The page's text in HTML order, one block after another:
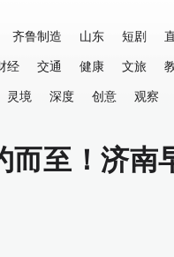
齐鲁制造 山东 短剧
经 交通 健康 文旅
灵境 深度 创意 观察
而至！济南